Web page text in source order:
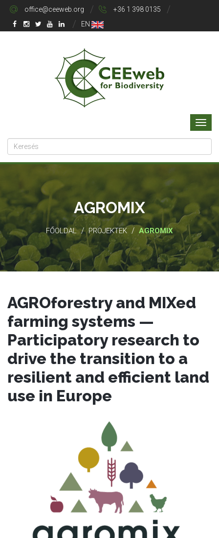
office@ceeweb.org
+36 1 398 0135
EN
AGROMIX
FŐOLDAL / PROJEKTEK / AGROMIX
AGROforestry and MIXed
farming systems —
Participatory research to
drive the transition to a
resilient and efficient land
use in Europe